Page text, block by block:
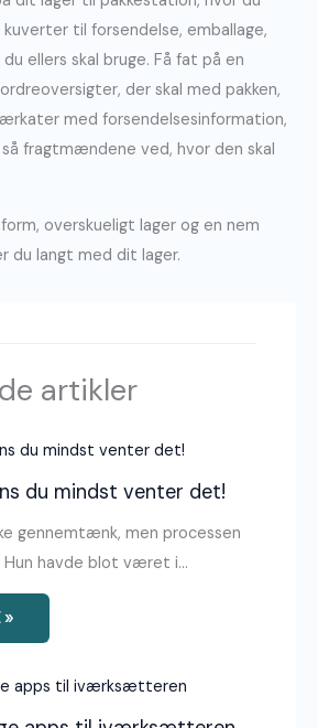
til forsendelse, emballage,
ellers skal bruge. Få fat på en
der skal med pakken,
med forsendelsesinformation,
fragtmændene ved, hvor den skal
overskueligt lager og en nem
du langt med dit lager.
artikler
du mindst venter det!
gennemtænk, men processen
havde blot været i…
»